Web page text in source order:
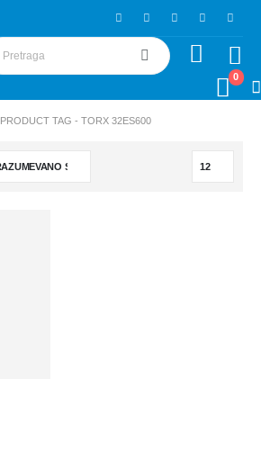
0
PRODUCT TAG -TORX 32ES600